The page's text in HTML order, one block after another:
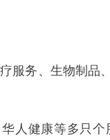
务、生物制品
健康等多只个